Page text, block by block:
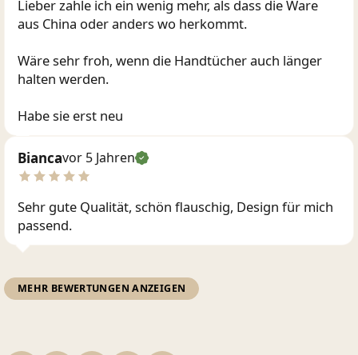
Lieber zahle ich ein wenig mehr, als dass die Ware
aus China oder anders wo herkommt.
Wäre sehr froh, wenn die Handtücher auch länger
halten werden.
Habe sie erst neu
Biancavor 5 Jahren
Sehr gute Qualität, schön flauschig, Design für mich
passend.
MEHR BEWERTUNGEN ANZEIGEN